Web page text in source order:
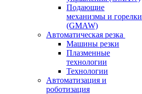
Подающие
механизмы и горелки
(GMAW)
Автоматическая резка
Машины резки
Плазменные
технологии
Технологии
Автоматизация и
роботизация